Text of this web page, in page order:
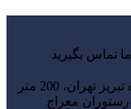
تماس بگیرید
نرسیده به پلیس راه تبریز تهران، 200 متر
رستوران معراج